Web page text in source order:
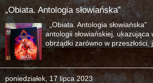
„Obiata. Antologia słowiańska”
„Obiata. Antologia słowiańska”
antologii słowiańskiej, ukazująca
obrządki zarówno w przeszłości,
poniedziałek, 17 lipca 2023